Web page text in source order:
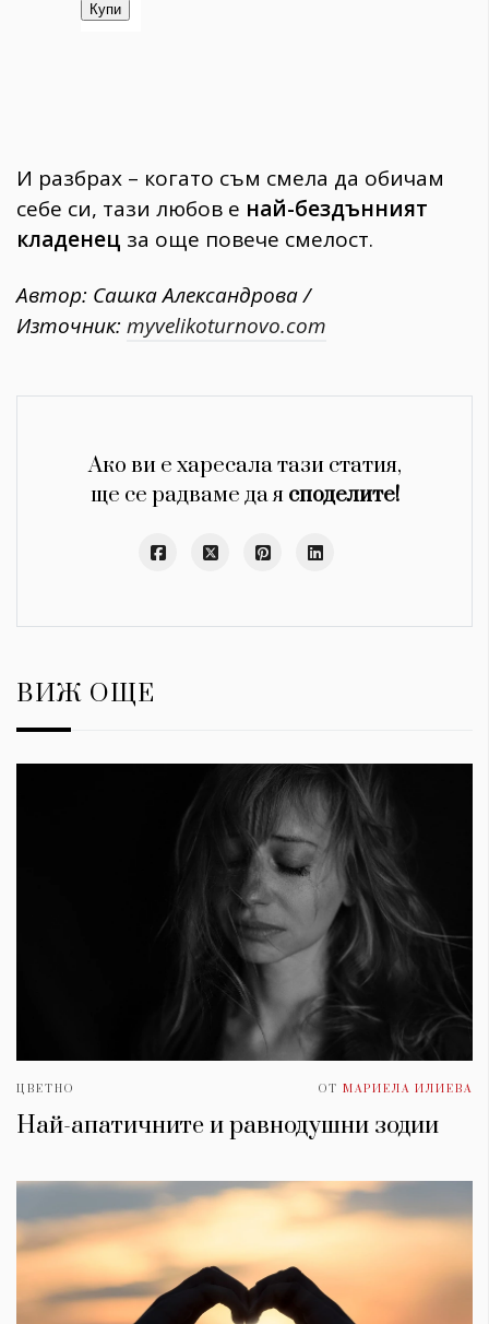
И разбрах – когато съм смела да обичам
себе си, тази любов е най-бездънният
кладенец за още повече смелост.
Автор: Сашка Александрова /
Източник: myvelikoturnovo.com
Ако ви е харесала тази статия,
ще се радваме да я споделите!
ВИЖ ОЩЕ
ЦВЕТНО ОТ МАРИЕЛА ИЛИЕВА
Най-апатичните и равнодушни зодии